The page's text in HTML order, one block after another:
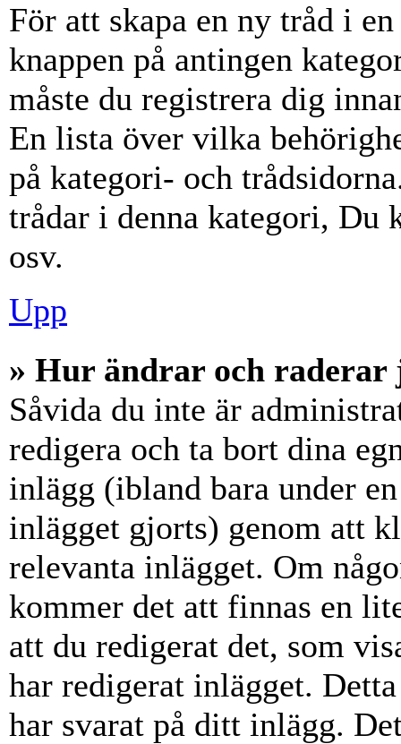
För att skapa en ny tråd i
knappen på antingen
måste du registrera dig
En lista över vilka
på kategori- och
trådar i denna kategori, Du
osv.
Upp
» Hur ändrar och raderar
Såvida du inte är
redigera och ta bort dina
inlägg (ibland bara under
inlägget gjorts) genom att
relevanta inlägget. Om
kommer det att finnas en
att du redigerat det, som
har redigerat inlägget.
har svarat på ditt inlägg.